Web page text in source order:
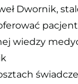
Dwornik,
wiedzy